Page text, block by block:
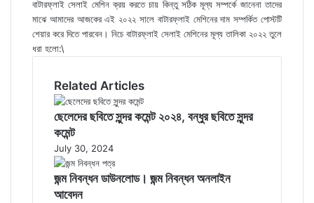
বাটারফ্লাই সেলাই মেশিন ক্রয় করতে চায় কিন্তু সঠিক মূল্য সম্পর্কে জানেনা তাদের
মাঝে আমাদের আজকের এই ২০২২ সালে বাটারফ্লাই মেশিনের দাম সম্পর্কিত পোস্টটি
শেয়ার করে দিতে পারবেন। নিচে বাটারফ্লাই সেলাই মেশিনের মূল্য তালিকা ২০২২ তুলে
ধরা হলো:\
Related Articles
ছেলেদের ছবিতে সুন্দর কমেন্ট ২০২৪, বন্ধুর ছবিতে সুন্দর
কমেন্ট
July 30, 2024
জন্ম নিবন্ধন ডাউনলোড। জন্ম নিবন্ধন অনলাইন
আবেদন